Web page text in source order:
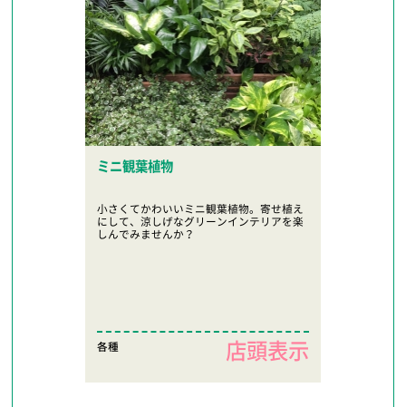
ミニ観葉植物
小さくてかわいいミニ観葉植物。寄せ植え
にして、涼しげなグリーンインテリアを楽
しんでみませんか？
各種 店頭表示